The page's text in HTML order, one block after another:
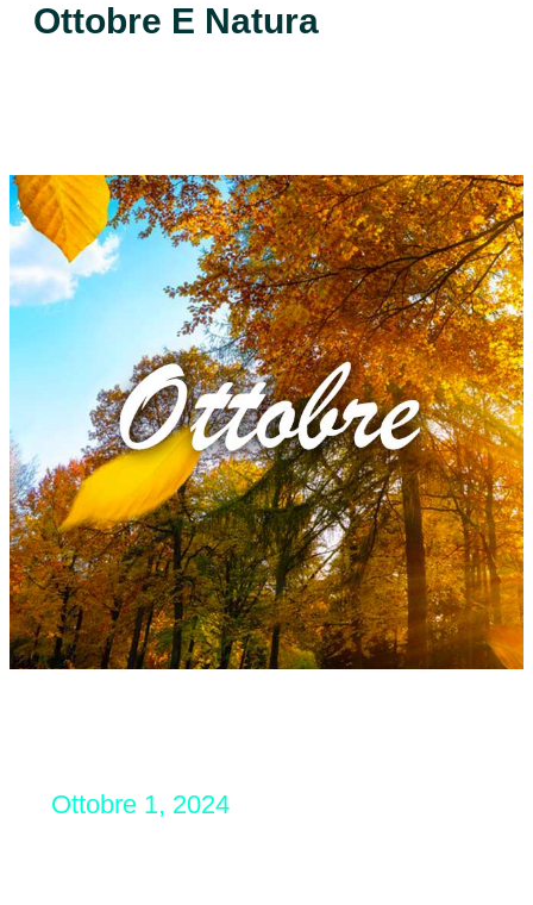
Ottobre E Natura
Ottobre 1, 2024